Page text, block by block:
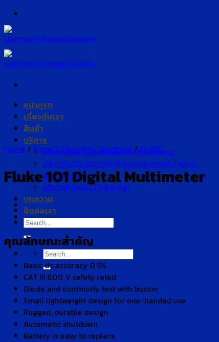
Skip
to
content
หน้าแรก
เกี่ยวกับเรา
สินค้า
บริการ
บริการสอบเทียบเครื่องมือวัดอุตสาหกรรม
บริการรับดำเนินการจัดทำระบบคุณภาพในโรงงาน
อุตสาหกรรม
บริการฝึกอบรม (Training)
บทความ
ติดต่อเรา
Search
for:
Search
for:
Home / Temp & Humidity, Electrical/FLUKE
Fluke 101 Digital Multimeter
คุณลักษณะสำคัญ
Basic dc accuracy 0.5%
CAT III 600 V safety rated
Diode and continuity test with buzzer
Small lightweight design for one-handed use
Rugged, durable design
Automatic shutdown
Battery is easy to replace